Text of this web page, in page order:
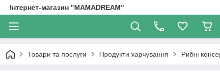
Інтернет-магазин "MAMADREAM"
Товари та послуги Продукти харчування Рибні